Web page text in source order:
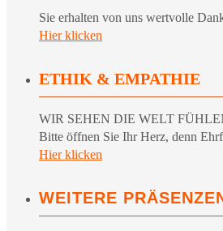
Sie erhalten von uns wertvolle
Hier klicken
ETHIK & EMPATHIE
WIR SEHEN DIE WELT
Bitte öffnen Sie Ihr Herz, denn
Hier klicken
WEITERE